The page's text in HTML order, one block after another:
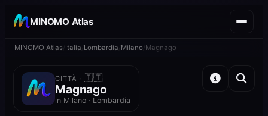
MINOMO Atlas
MINOMO Atlas Italia Lombardia Milano Magnago
CITTÀ ·🇮🇹
Magnago
in Milano · Lombardia